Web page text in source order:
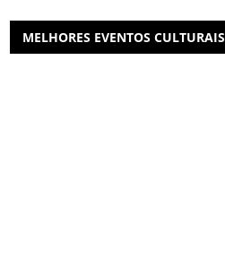
MELHORES EVENTOS CULTURAIS